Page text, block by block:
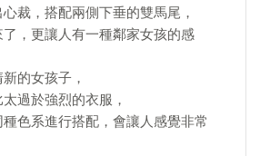
裁，搭配兩側下垂的雙馬尾，
，更讓人有一種鄰家女孩的感
的女孩子，
過於強烈的衣服，
色系進行搭配，會讓人感覺非常